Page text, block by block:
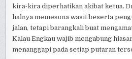
kira-kira diperhatikan akibat ketua.
halnya memesona wasit beserta
jalan, tetapi barangkali buat
Kalau Engkau wajib mengabung
menanggapi pada setiap putaran